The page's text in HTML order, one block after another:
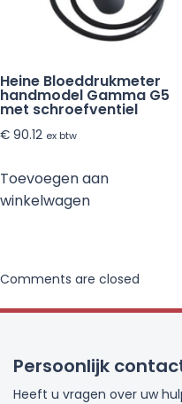
Heine Bloeddrukmeter
handmodel Gamma G5
met schroefventiel
€ 90.12 ex btw
Toevoegen aan
winkelwagen
Comments are closed
Persoonlijk
Heeft u vragen over uw